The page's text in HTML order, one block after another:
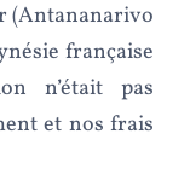
(Antananarivo
française
n’était pas
et nos frais